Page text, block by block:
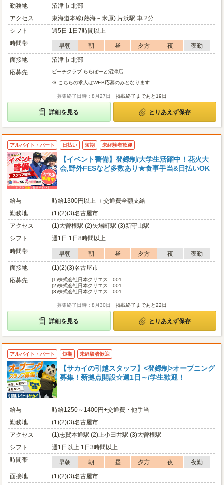
勤務地
沼津市 北部
アクセス
東海道本線(熱海－米原) 片浜駅 車 2分
シフト
週5日 1日7時間以上
時間帯
早朝 朝 昼 夕方 夜
夜勤
面接地
沼津市 北部
応募先
ピーチクラブ ららぽーと沼津店
※ こちらの求人はWEB応募のみとなります
募集終了日時：8月27日 掲載終了まであと19日
詳細を見る とりあえず保存
アルバイト・パート 日払い 短期 未経験者歓迎
【イベント警備】登録制/大学生活躍中！花火大
会,野外FESなど多数あり★食事手当&日払いOK
給与
時給1300円以上 ＋交通費全額支給
勤務地
(1)(2)(3)名古屋市
アクセス
(1)大曽根駅 (2)矢場町駅 (3)新守山駅
シフト
週1日 1日8時間以上
時間帯
早朝 朝 昼 夕方 夜
夜勤
面接地
(1)(2)(3)名古屋市
応募先
(1)株式会社日本クリエス 001
(2)株式会社日本クリエス 001
(3)株式会社日本クリエス 001
募集終了日時：8月30日 掲載終了まであと22日
詳細を見る とりあえず保存
アルバイト・パート 短期 未経験者歓迎
【サカイの引越スタッフ】<登録制>オープニング
募集！新拠点開設☆週1日～/学生歓迎！
給与
時給1250～1400円+交通費・他手当
勤務地
(1)(2)(3)名古屋市
アクセス
(1)志賀本通駅 (2)上小田井駅 (3)大曽根駅
シフト
週1日以上 1日3時間以上
時間帯
早朝 朝 昼 夕方 夜
夜勤
面接地
(1)(2)(3)名古屋市